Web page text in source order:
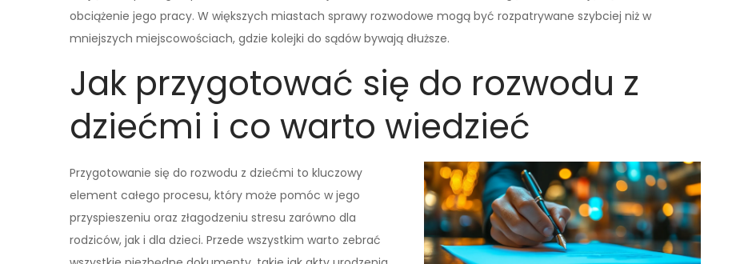
obciążenie jego pracy. W większych miastach sprawy rozwodowe mogą być rozpatrywane szybciej niż w
mniejszych miejscowościach, gdzie kolejki do sądów bywają dłuższe.
Jak przygotować się do rozwodu z
dziećmi i co warto wiedzieć
Przygotowanie się do rozwodu z dziećmi to kluczowy
element całego procesu, który może pomóc w jego
przyspieszeniu oraz złagodzeniu stresu zarówno dla
rodziców, jak i dla dzieci. Przede wszystkim warto zebrać